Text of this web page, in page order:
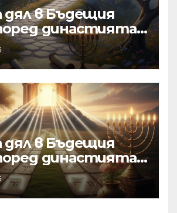
дял в Бъдещия
династията
дял в Бъдещия
династията